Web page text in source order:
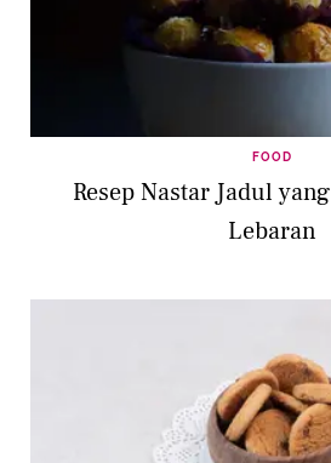
FOOD
Resep Nastar Jadul
Lebaran